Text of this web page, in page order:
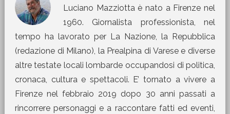
Luciano Mazziotta è nato a Firenze nel
1960. Giornalista professionista, nel
tempo ha lavorato per La Nazione, la Repubblica
(redazione di Milano), la Prealpina di Varese e diverse
altre testate locali lombarde occupandosi di politica,
cronaca, cultura e spettacoli. E’ tornato a vivere a
Firenze nel febbraio 2019 dopo 30 anni passati a
rincorrere personaggi e a raccontare fatti ed eventi,